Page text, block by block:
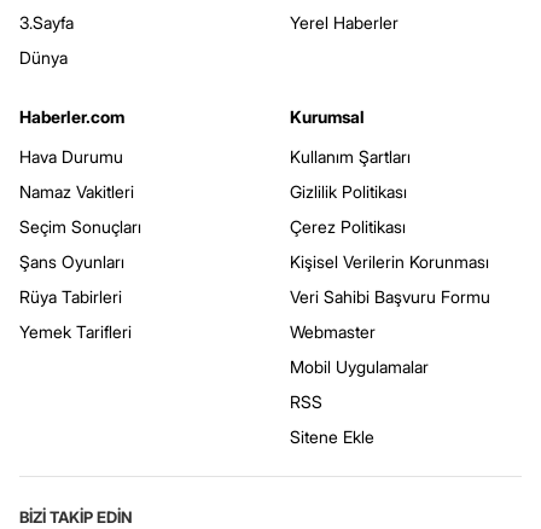
3.Sayfa
Dünya
Yerel Haberler
Haberler.com
Hava Durumu
Namaz Vakitleri
Seçim Sonuçları
Şans Oyunları
Rüya Tabirleri
Yemek Tarifleri
Kurumsal
Kullanım Şartları
Gizlilik Politikası
Çerez Politikası
Kişisel Verilerin Korunması
Veri Sahibi Başvuru Formu
Webmaster
Mobil Uygulamalar
RSS
Sitene Ekle
BİZİ TAKİP EDİN